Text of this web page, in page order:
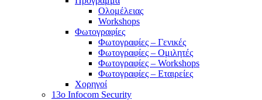
Ολομέλειας
Workshops
Φωτογραφίες
Φωτογραφίες – Γενικές
Φωτογραφίες – Ομιλητές
Φωτογραφίες – Workshops
Φωτογραφίες – Εταιρείες
Χορηγοί
13o Infocom Security